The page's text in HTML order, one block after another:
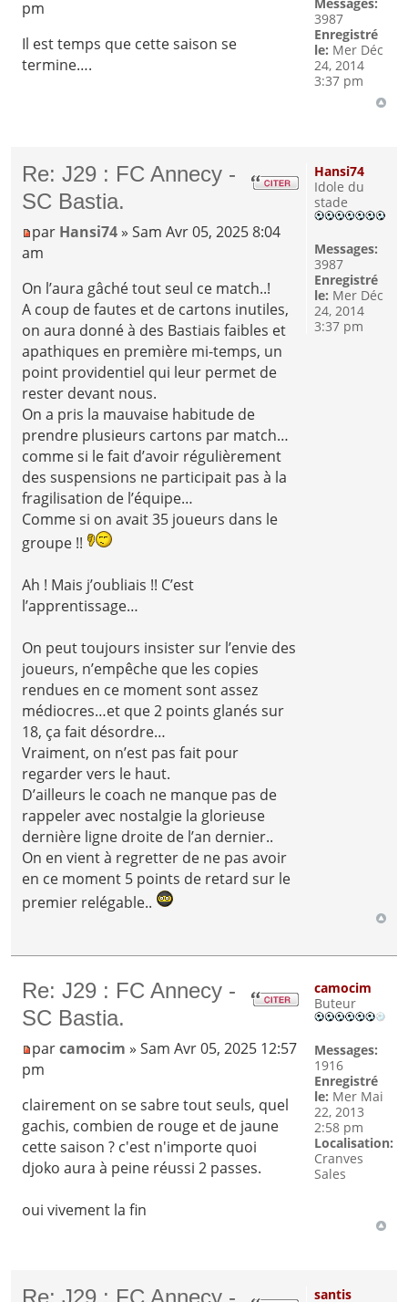
pm
Il est temps que cette saison se
termine….
Messages:
3987
Enregistré
le: Mer Déc
24, 2014
3:37 pm
Re: J29 : FC Annecy -
SC Bastia.
par Hansi74 » Sam Avr 05, 2025 8:04
am
On l’aura gâché tout seul ce match..!
A coup de fautes et de cartons inutiles,
on aura donné à des Bastiais faibles et
apathiques en première mi-temps, un
point providentiel qui leur permet de
rester devant nous.
On a pris la mauvaise habitude de
prendre plusieurs cartons par match…
comme si le fait d’avoir régulièrement
des suspensions ne participait pas à la
fragilisation de l’équipe…
Comme si on avait 35 joueurs dans le
groupe !!
Ah ! Mais j’oubliais !! C’est
l’apprentissage…
On peut toujours insister sur l’envie des
joueurs, n’empêche que les copies
rendues en ce moment sont assez
médiocres…et que 2 points glanés sur
18, ça fait désordre…
Vraiment, on n’est pas fait pour
regarder vers le haut.
D’ailleurs le coach ne manque pas de
rappeler avec nostalgie la glorieuse
dernière ligne droite de l’an dernier..
On en vient à regretter de ne pas avoir
en ce moment 5 points de retard sur le
premier relégable..
Hansi74
Idole du
stade
Messages:
3987
Enregistré
le: Mer Déc
24, 2014
3:37 pm
Re: J29 : FC Annecy -
SC Bastia.
parcamocim » Sam Avr 05, 2025 12:57
pm
clairement on se sabre tout seuls, quel
gachis, combien de rouge et de jaune
cette saison ? c'est n'importe quoi
djoko aura à peine réussi 2 passes.
oui vivement la fin
camocim
Buteur
Messages:
1916
Enregistré
le: Mer Mai
22, 2013
2:58 pm
Localisation:
Cranves
Sales
Re: J29 : FC Annecy -
santis